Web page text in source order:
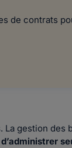
de contrats
gestion des